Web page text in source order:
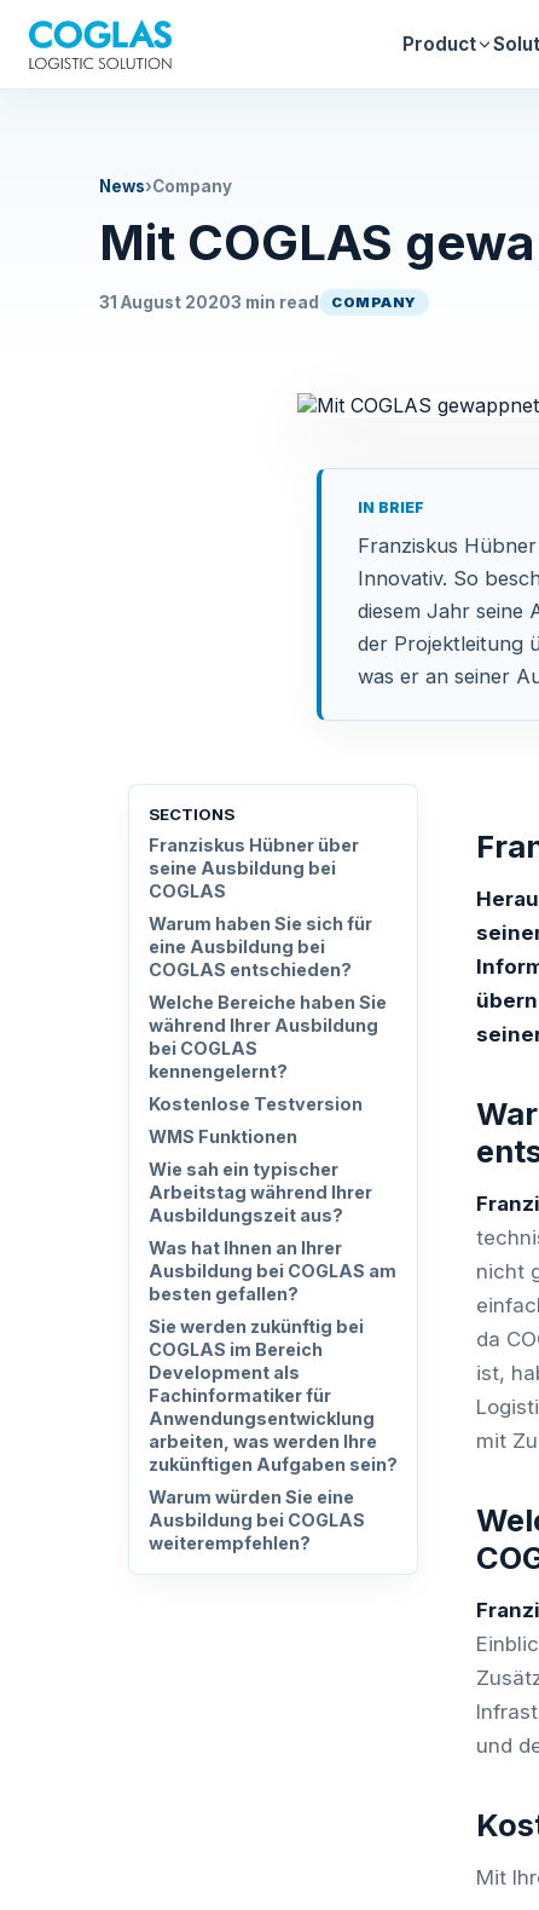
Product
News›Company
Mit COGLAS
31 August 20203 min read COMPANY
IN BRIEF
Franziskus
Innovativ. So
diesem Jahr seine
der Projektleitung
was er an seiner
SECTIONS
Franziskus Hübner über
seine Ausbildung bei
COGLAS
Warum haben Sie sich für
eine Ausbildung bei
COGLAS entschieden?
Welche Bereiche haben Sie
während Ihrer Ausbildung
bei COGLAS
kennengelernt?
Kostenlose Testversion
WMS Funktionen
Wie sah ein typischer
Arbeitstag während Ihrer
Ausbildungszeit aus?
Was hat Ihnen an Ihrer
Ausbildung bei COGLAS am
besten gefallen?
Sie werden zukünftig bei
COGLAS im Bereich
Development als
Fachinformatiker für
Anwendungsentwicklung
arbeiten, was werden Ihre
zukünftigen Aufgaben sein?
Warum würden Sie eine
Ausbildung bei COGLAS
weiterempfehlen?
nicht
da
ist,
mit
und
Mit